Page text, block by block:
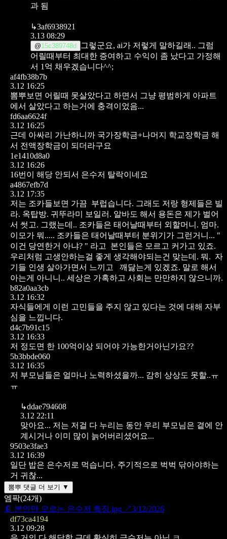
과 됨
↳3af6938921
3.13 08:29
@15c389748d 그렇군요, ai가 저렇게 말하길래.. 그럼
어릴때부터 최대한 증여하고 수익이 좀 났다고 가정해
서 1억 채우겠습니다^^;
af4fb38b7b
3.12 16:25
뽐뿌보면 어릴때 못살았다고 하면서 그냥 평범하게 아파트
에서 살았다고 하는거에 충격이었음...
fd6aa6624f
3.12 16:25
근데 아싸리 가난하니까 국가장학금+나머지 학교장학금 해
서 전액장학금이 되더라구요
1e1410d8a0
3.12 16:26
16번이 해당 안되서 은수저 탈락이네요
a4867efb7d
3.12 17:35
저는 조카들보면 가끔 부럽습니다. 그래도 저랑 형제들은 빌
라. 옥탑방. 귀뚜라미 보일러. 알바도 해서 용돈은 제가 벌어
서 썻고. 그랬는데.. 조카들은 태어날때부터 외할머니. 엄마.
이모가 뭐..... 조카들은 태어날때부터 분위기가 그런거니... "
이건 당연한거 아냐? " 라고 본인들은 모르고 커가고 있죠.
우리처럼 고생안하는걸 좋게 생각해야되는건 맞는데. 뭐. 자
기들 인생 살아가면서 느끼고 깨닳는게 있겠죠. 말로 해서
아는게 아니니.. 세상은 가혹하고 사회는 만만하지 않으니까.
b82a0aa3cb
3.12 16:32
자식들에게 이런 고민들을 주지 않고 있다는 것에 대해 자부
심을 느낍니다.
d4c7b91c15
3.12 16:33
저 정도면 한 100억이상 되어야 가능한거아닌가요??
5b3bbde060
3.12 16:35
저 부모님들은 얼마나 노력하셨을까... 감히 상상도 못할..ㅠ
ㅠ
↳ddae794608
3.12 22:11
맞아요... 저는 저걸 다 누리는 동안 우리 부모님은 곁에 안
계시거나 이미 많이 늙어버리셨어요...
9503e3fae3
3.12 16:39
일단 밥은 은수저로 먹습니다. 주기적으로 벅벅 닦아야하는
거 귀찮...
뽐뿌 댓글 더 보기 ▼
엠팍(24개)
📄 본인만 모르는 은수저 특징.jpg ↗3/12/2026
df73ca4194
3.12 09:28